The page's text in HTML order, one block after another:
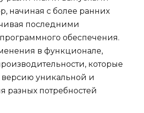
начиная с более ранних
последними
обеспечения.
в функционале,
которые
уникальной и
разных потребностей